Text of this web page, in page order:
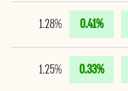
0.41%
1.28%
0.33%
1.25%